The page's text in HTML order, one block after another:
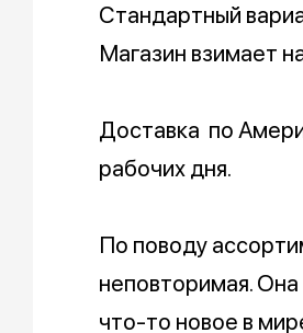
Стандартный
Магазин взимает
Доставка по
рабочих дня.
По поводу
неповторимая.
что-то новое в